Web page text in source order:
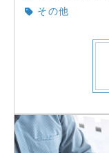
その他